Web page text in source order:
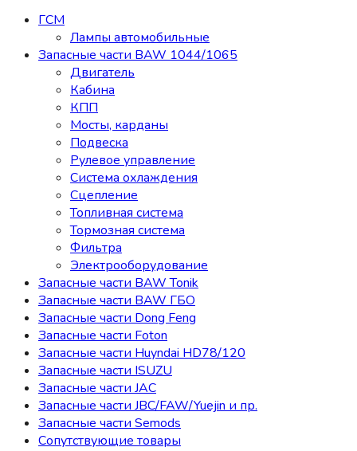
ГСМ
Лампы автомобильные
Запасные части BAW 1044/1065
Двигатель
Кабина
КПП
Мосты, карданы
Подвеска
Рулевое управление
Система охлаждения
Сцепление
Топливная система
Тормозная система
Фильтра
Электрооборудование
Запасные части BAW Tonik
Запасные части BAW ГБО
Запасные части Dong Feng
Запасные части Foton
Запасные части Huyndai HD78/120
Запасные части ISUZU
Запасные части JAC
Запасные части JBC/FAW/Yuejin и пр.
Запасные части Semods
Сопутствующие товары